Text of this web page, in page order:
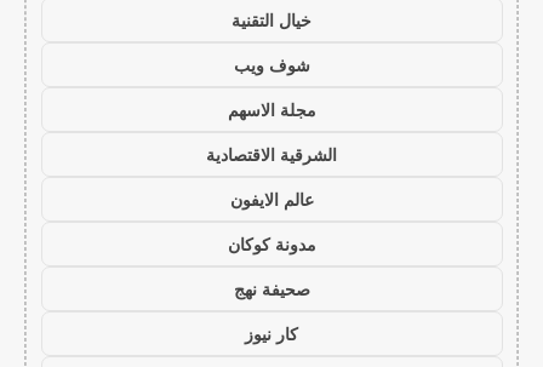
خيال التقنية
شوف ويب
مجلة الاسهم
الشرقية الاقتصادية
عالم الايفون
مدونة كوكان
صحيفة نهج
كار نيوز